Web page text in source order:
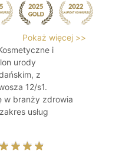
Pokaż więcej >>
i
urody
z
12/s1.
w branży zdrowia
usług